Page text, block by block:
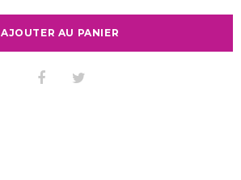
AJOUTER AU PANIER